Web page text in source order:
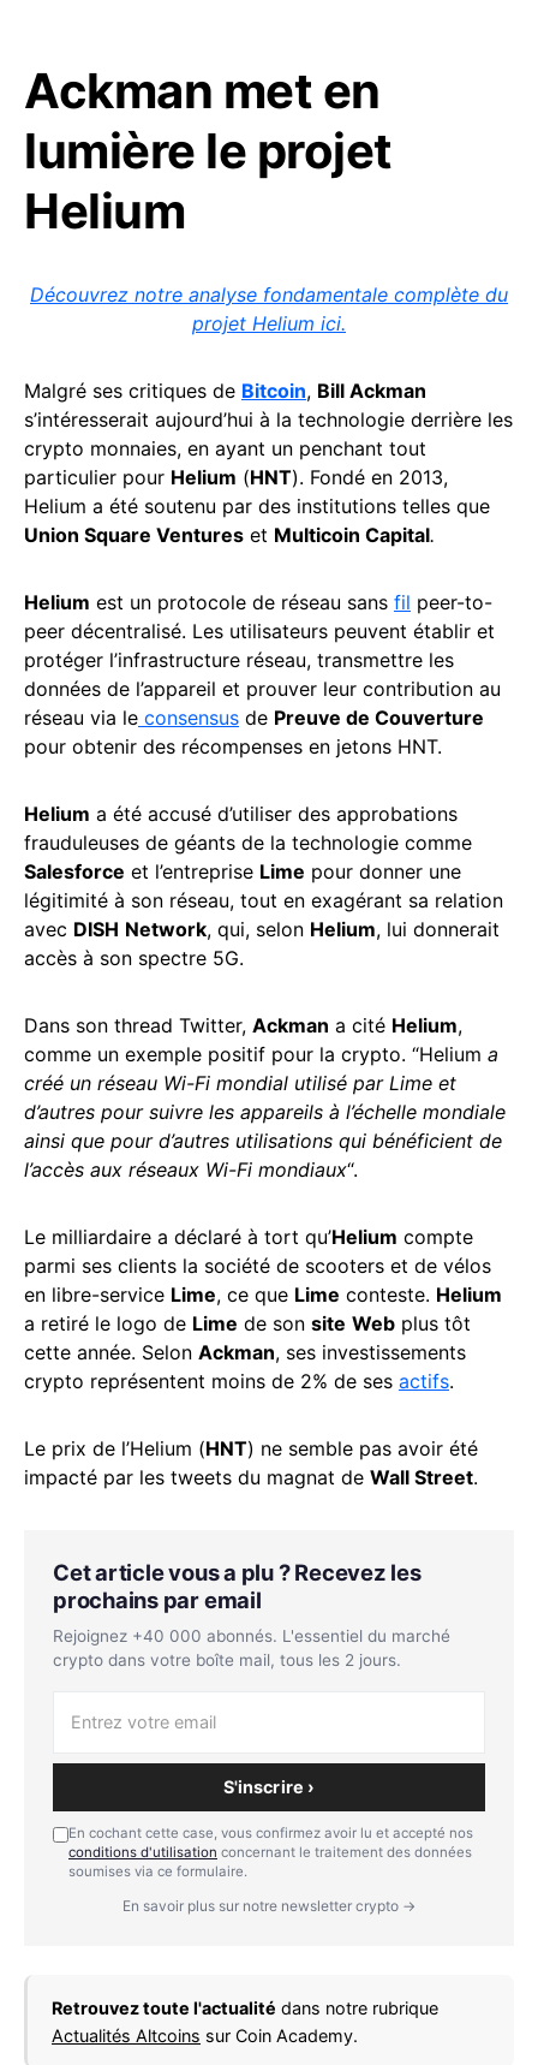
Ackman met en
lumière le projet
Helium
Découvrez notre analyse fondamentale complète du
projet Helium ici.
Malgré ses critiques de Bitcoin, Bill Ackman
s’intéresserait aujourd’hui à la technologie derrière les
crypto monnaies, en ayant un penchant tout
particulier pour Helium (HNT). Fondé en 2013,
Helium a été soutenu par des institutions telles que
Union Square Ventures et Multicoin Capital.
Helium est un protocole de réseau sans fil peer-to-
peer décentralisé. Les utilisateurs peuvent établir et
protéger l’infrastructure réseau, transmettre les
données de l’appareil et prouver leur contribution au
réseau via le consensus de Preuve de Couverture
pour obtenir des récompenses en jetons HNT.
Helium a été accusé d’utiliser des approbations
frauduleuses de géants de la technologie comme
Salesforce et l’entreprise Lime pour donner une
légitimité à son réseau, tout en exagérant sa relation
avec DISH Network, qui, selon Helium, lui donnerait
accès à son spectre 5G.
Dans son thread Twitter, Ackman a cité Helium,
comme un exemple positif pour la crypto. “Helium a
créé un réseau Wi-Fi mondial utilisé par Lime et
d’autres pour suivre les appareils à l’échelle mondiale
ainsi que pour d’autres utilisations qui bénéficient de
l’accès aux réseaux Wi-Fi mondiaux“.
Le milliardaire a déclaré à tort qu’Helium compte
parmi ses clients la société de scooters et de vélos
en libre-service Lime, ce que Lime conteste. Helium
a retiré le logo de Lime de son site Web plus tôt
cette année. Selon Ackman, ses investissements
crypto représentent moins de 2% de ses actifs.
Le prix de l’Helium (HNT) ne semble pas avoir été
impacté par les tweets du magnat de Wall Street.
Cet article vous a plu ? Recevez les
prochains par email
Rejoignez +40 000 abonnés. L'essentiel du marché
crypto dans votre boîte mail, tous les 2 jours.
S'inscrire ›
En cochant cette case, vous confirmez avoir lu et accepté nos
conditions d'utilisation concernant le traitement des données
soumises via ce formulaire.
En savoir plus sur notre newsletter crypto →
Retrouvez toute l'actualité dans notre rubrique
Actualités Altcoins sur Coin Academy.